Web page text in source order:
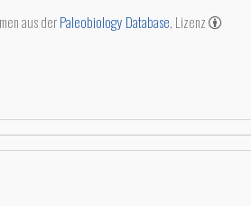
aus derPaleobiology Database, Lizenz